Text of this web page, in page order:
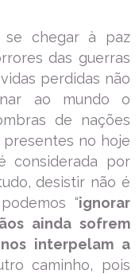
se chegar à paz
das guerras
perdidas não
ao mundo o
de nações
presentes no hoje
considerada por
desistir não é
“ignorar
ainda sofrem
interpelam a
caminho, pois